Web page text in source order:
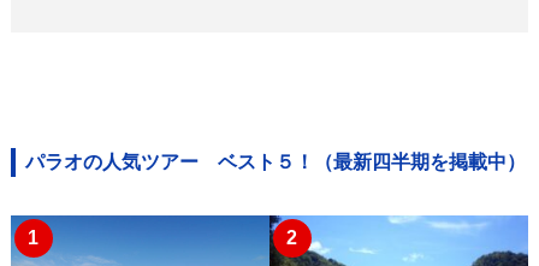
パラオの人気ツアー ベスト５！ （最新四半期を掲載中）